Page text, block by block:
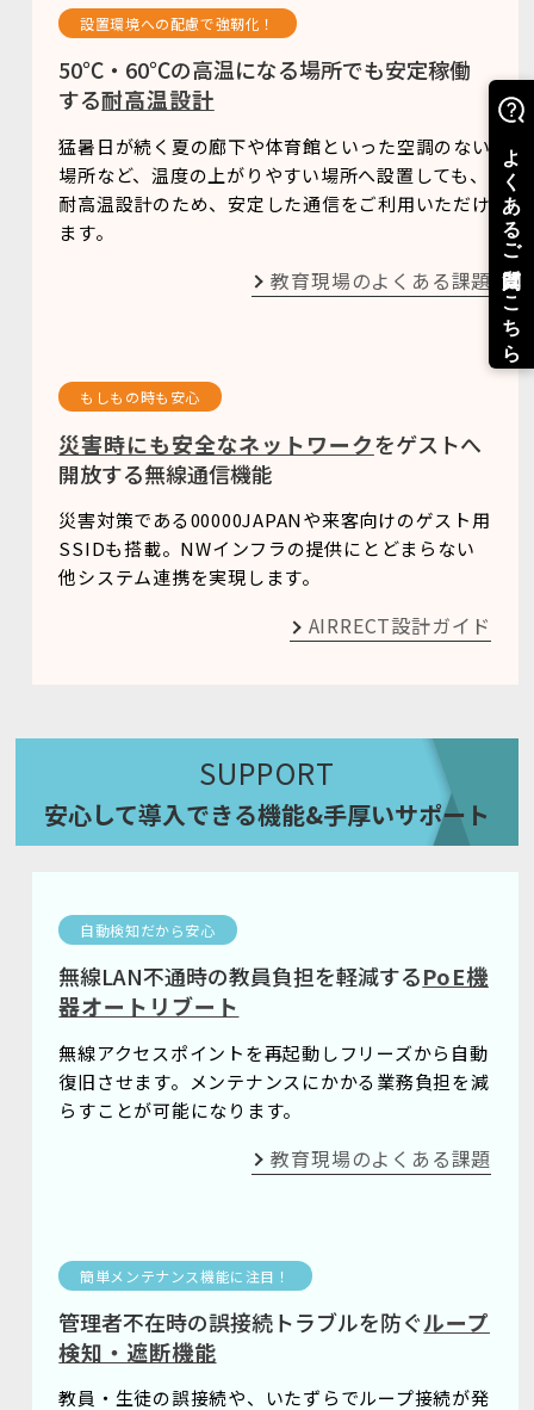
設置環境への配慮で強靭化！
50℃・60℃の高温になる場所でも安定稼働
する耐高温設計
猛暑日が続く夏の廊下や体育館といった空調のない
場所など、温度の上がりやすい場所へ設置しても、
耐高温設計のため、安定した通信をご利用いただけ
ます。
教育現場のよくある課題
もしもの時も安心
災害時にも安全なネットワークをゲストへ
開放する無線通信機能
災害対策である00000JAPANや来客向けのゲスト用
SSIDも搭載。NWインフラの提供にとどまらない
他システム連携を実現します。
AIRRECT設計ガイド
SUPPORT
安心して導入できる機能&手厚いサポート
自動検知だから安心
無線LAN不通時の教員負担を軽減するPoE機
器オートリブート
無線アクセスポイントを再起動しフリーズから自動
復旧させます。メンテナンスにかかる業務負担を減
らすことが可能になります。
教育現場のよくある課題
簡単メンテナンス機能に注目！
管理者不在時の誤接続トラブルを防ぐループ
検知・遮断機能
教員・生徒の誤接続や、いたずらでループ接続が発